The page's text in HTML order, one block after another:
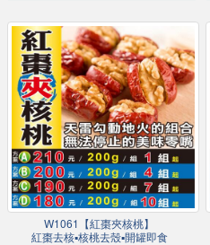
W1061【紅棗夾核桃】
紅棗去核▪核桃去殼▪開罐即食